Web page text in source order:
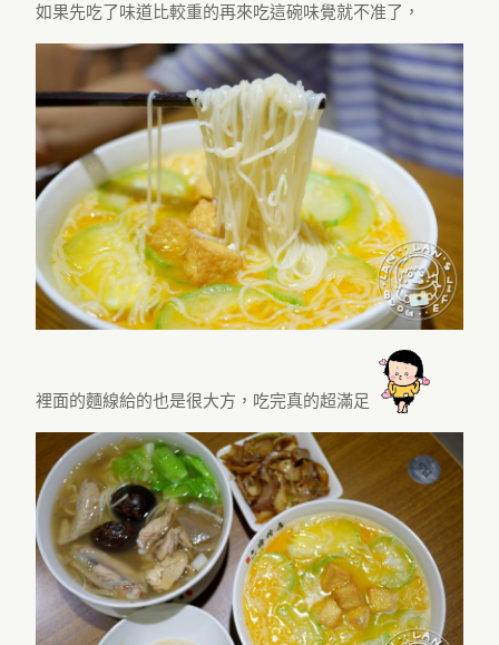
如果先吃了味道比較重的再來吃這碗味覺就不准了，
裡面的麵線給的也是很大方，吃完真的超滿足